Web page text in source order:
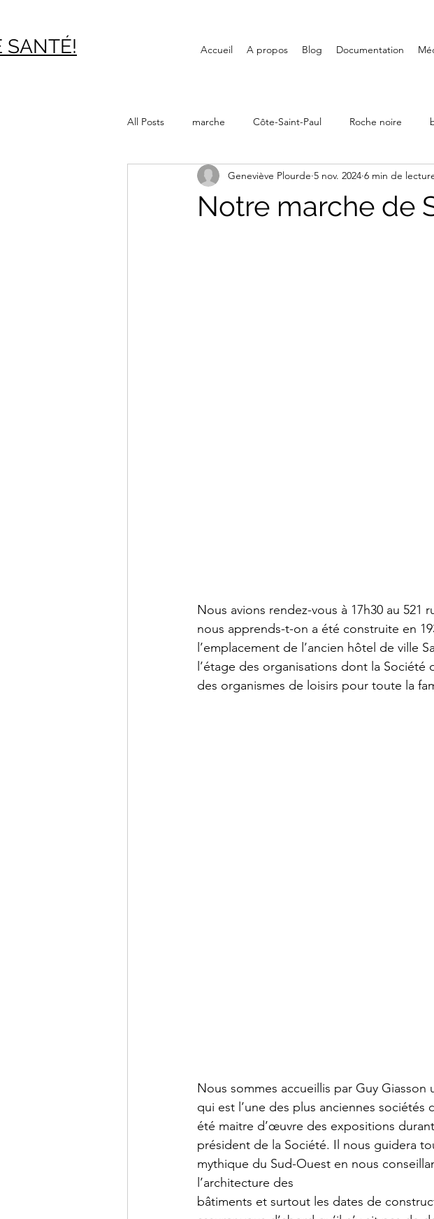
SANTÉ! Accueil A propos Blog Documentation
All Posts marche Côte-Saint-Paul Roche noire
Journée internationale des aînés Ville Émard
Notre marche de
Geneviève Plourde 5 nov. 2024 6 min de
Nous avions rendez-vous à 17h30 au 521
nous apprends-t-on a été construite en
l’emplacement de l’ancien hôtel de ville
l’étage des organisations dont la Société
des organismes de loisirs pour toute la
Nous sommes accueillis par Guy
qui est l’une des plus anciennes
été maitre d’œuvre des expositions
président de la Société. Il nous guidera
mythique du Sud-Ouest en nous
l’architecture des
bâtiments et surtout les dates de